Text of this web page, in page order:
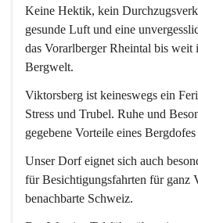
Keine Hektik, kein
gesunde Luft und eine
das Vorarlberger Rheintal bis weit
Bergwelt.
Viktorsberg ist keineswegs ein
Stress und Trubel. Ruhe und
gegebene Vorteile eines
Unser Dorf eignet sich auch
für Besichtigungsfahrten für ganz
benachbarte Schweiz.